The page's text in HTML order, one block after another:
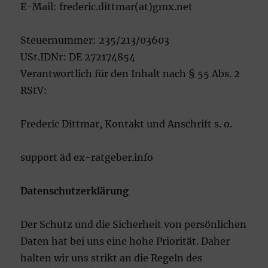
E-Mail: frederic.dittmar(at)gmx.net
Steuernummer: 235/213/03603
USt.IDNr: DE 272174854
Verantwortlich für den Inhalt nach § 55 Abs. 2
RStV:
Frederic Dittmar, Kontakt und Anschrift s. o.
support äd ex-ratgeber.info
Datenschutzerklärung
Der Schutz und die Sicherheit von persönlichen
Daten hat bei uns eine hohe Priorität. Daher
halten wir uns strikt an die Regeln des